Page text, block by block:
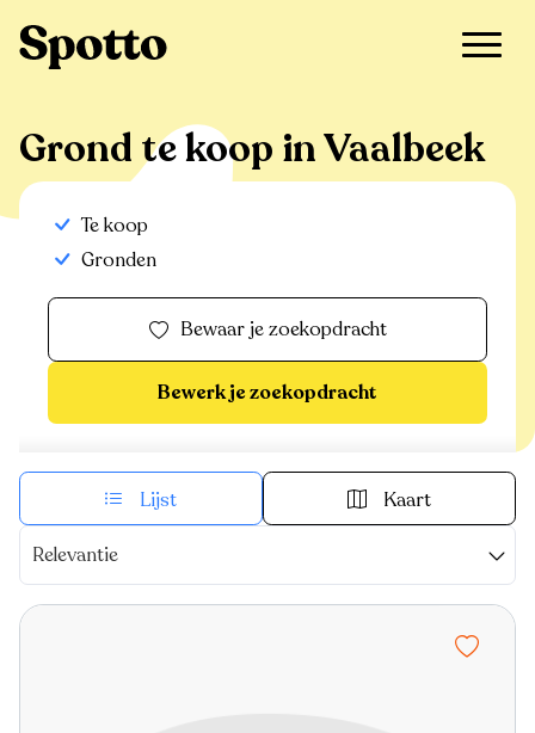
Grond te koop in Vaalbeek
Te koop
Gronden
Bewaar je zoekopdracht
Bewerk je zoekopdracht
Lijst Kaart
Relevantie